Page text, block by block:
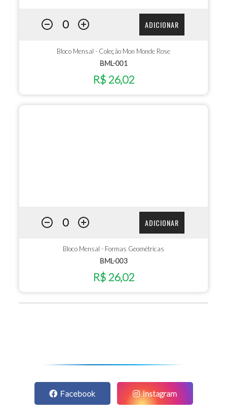
ADICIONAR
Bloco Mensal - Coleção Mon Monde Rose
BML-001
R$ 26,02
ADICIONAR
Bloco Mensal - Formas Geométricas
BML-003
R$ 26,02
Facebook Instagram